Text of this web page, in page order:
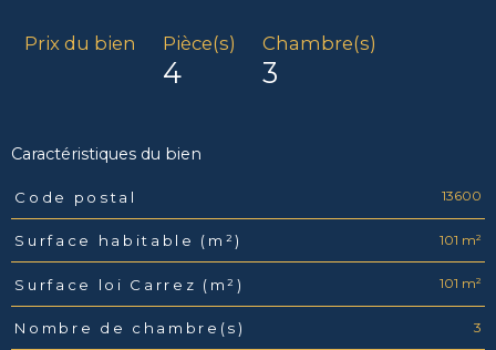
Prix du bien Pièce(s)
4
Chambre(s)
3
Caractéristiques du bien
Caractéristiques Valeurs
Code postal 13600
Surface habitable (m²) 101 m²
Surface loi Carrez (m²) 101 m²
Nombre de chambre(s) 3